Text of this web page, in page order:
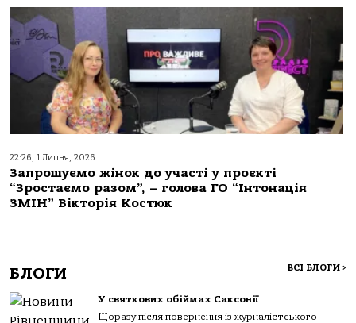
22:26, 1 Липня, 2026
Запрошуємо жінок до участі у проєкті
“Зростаємо разом”, – голова ГО “Інтонація
ЗМІН” Вікторія Костюк
БЛОГИ ВСІ БЛОГИ >
У святкових обіймах Саксонії
Щоразу після повернення із журналістського